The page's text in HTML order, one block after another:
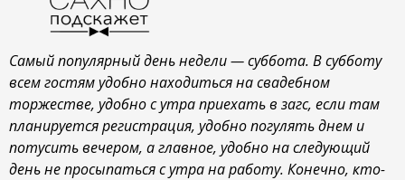
Самый популярный день недели — суббота. В субботу
всем гостям удобно находиться на свадебном
торжестве, удобно с утра приехать в загс, если там
планируется регистрация, удобно погулять днем и
потусить вечером, а главное, удобно на следующий
день не просыпаться с утра на работу. Конечно, кто-